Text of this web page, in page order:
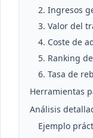
2. Ingresos
3. Valor del
4. Coste de
5. Ranking
6. Tasa de
Herramientas
Análisis
Ejemplo